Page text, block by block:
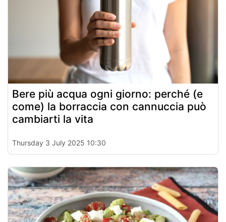
Bere più acqua ogni giorno: perché (e
come) la borraccia con cannuccia può
cambiarti la vita
Thursday 3 July 2025 10:30